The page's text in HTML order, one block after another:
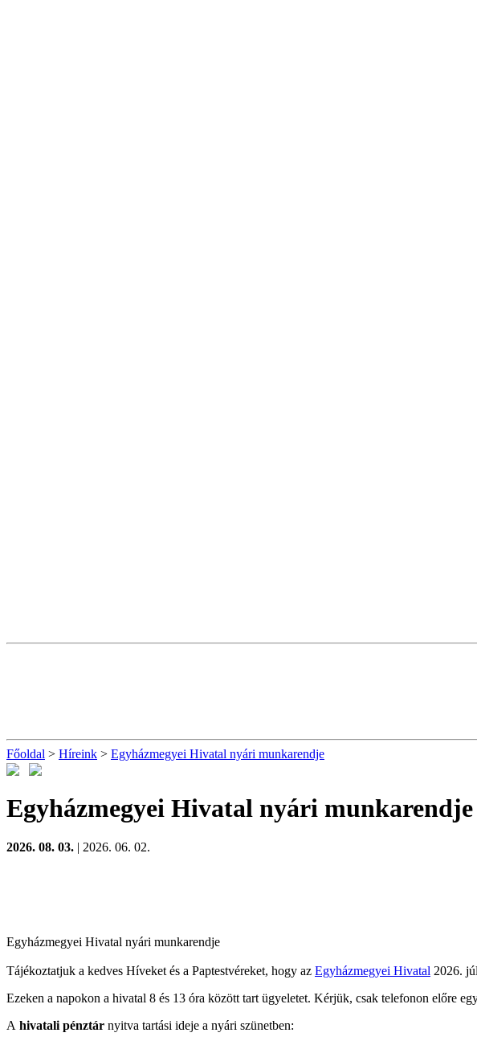
Főoldal > Híreink > Egyházmegyei Hivatal nyári munkarendje
Egyházmegyei Hivatal nyári munkarendje
2026. 08. 03. | 2026. 06. 02.
Egyházmegyei Hivatal nyári munkarendje
Tájékoztatjuk a kedves Híveket és a Paptestvéreket, hogy az Egyházmegyei Hivatal 2026.
Ezeken a napokon a hivatal 8 és 13 óra között tart ügyeletet. Kérjük, csak telefonon előre
A hivatali pénztár nyitva tartási ideje a nyári szünetben: